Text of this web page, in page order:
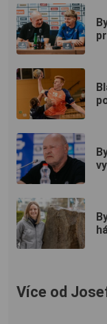
Více od